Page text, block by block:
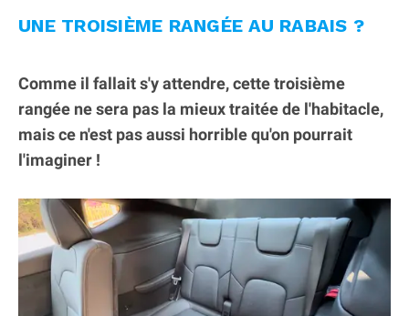
UNE TROISIÈME RANGÉE AU RABAIS ?
Comme il fallait s'y attendre, cette troisième
rangée ne sera pas la mieux traitée de l'habitacle,
mais ce n'est pas aussi horrible qu'on pourrait
l'imaginer !